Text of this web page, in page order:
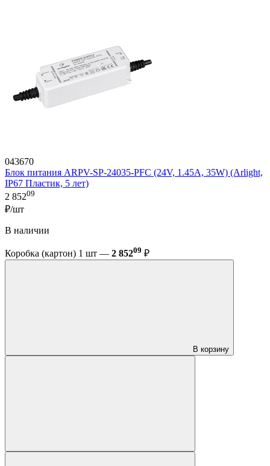
043670
Блок питания ARPV-SP-24035-PFC (24V, 1.45A, 35W) (Arlight,
IP67 Пластик, 5 лет)
2 85209
₽/шт
В наличии
Коробка (картон) 1 шт — 2 85209 ₽
В корзину